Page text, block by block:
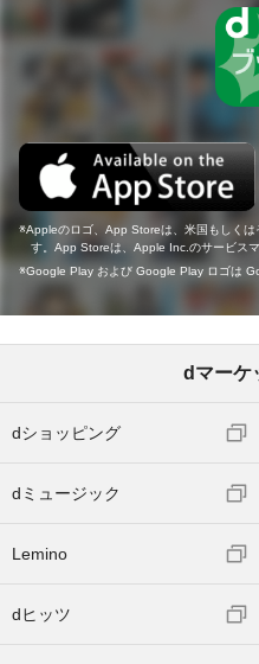
Appleのロゴ、App Storeは、米国もしく
す。App Storeは、Apple Inc.のサービスマ
Google Play および Google Play ロゴは
dマーケ
dショッピング
dミュージック
Lemino
dヒッツ